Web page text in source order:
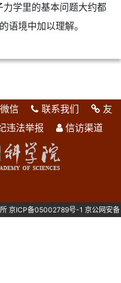
学里的基本问题大约都
语境中加以理解。
微信 联系我们
友
违法举报 信访渠道
京ICP备05002789号-1 京公网安备